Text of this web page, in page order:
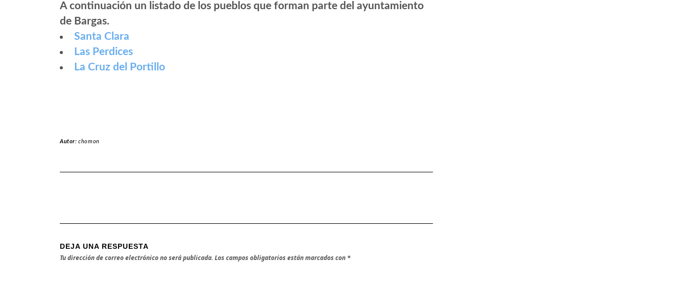
A continuación un listado de los pueblos que forman parte del ayuntamiento
de Bargas.
Santa Clara
Las Perdices
La Cruz del Portillo
Autor:chomon
DEJA UNA RESPUESTA
Tu dirección de correo electrónico no será publicada. Los campos obligatorios están marcados con *